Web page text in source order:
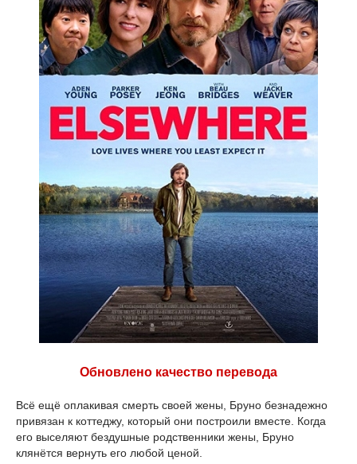
Обновлено качество перевода
Всё ещё оплакивая смерть своей жены, Бруно безнадежно
привязан к коттеджу, который они построили вместе. Когда
его выселяют бездушные родственники жены, Бруно
клянётся вернуть его любой ценой.